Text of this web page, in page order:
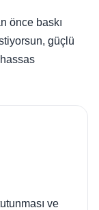
önce baskı
güçlü
ve